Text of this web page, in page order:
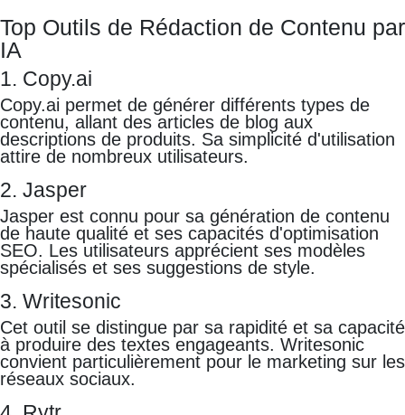
Top Outils de Rédaction de Contenu par
IA
1. Copy.ai
Copy.ai permet de générer différents types de
contenu, allant des articles de blog aux
descriptions de produits. Sa simplicité d'utilisation
attire de nombreux utilisateurs.
2. Jasper
Jasper est connu pour sa génération de contenu
de haute qualité et ses capacités d'optimisation
SEO. Les utilisateurs apprécient ses modèles
spécialisés et ses suggestions de style.
3. Writesonic
Cet outil se distingue par sa rapidité et sa capacité
à produire des textes engageants. Writesonic
convient particulièrement pour le marketing sur les
réseaux sociaux.